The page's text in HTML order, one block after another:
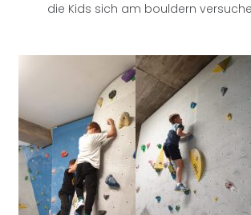
die Kids sich am bouldern